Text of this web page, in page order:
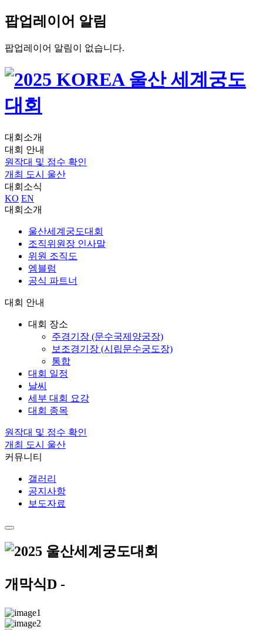
팝업레이어 알림
팝업레이어 알림이 없습니다.
대회소개
대회 안내
원작대 및 점수 확인
개최 도시 울산
대회소식
KO EN
대회소개
울산세계궁도대회
조직위원장 인사말
위원 조직도
엠블럼
공식 파트너
대회 안내
대회 장소
주경기장 (문수국제양궁장)
보조경기장 (시립문수궁도장)
통합
대회 일정
날씨
세부 대회 요강
대회 종목
원작대 및 점수 확인
개최 도시 울산
커뮤니티
갤러리
공지사항
보도자료
개막식D -